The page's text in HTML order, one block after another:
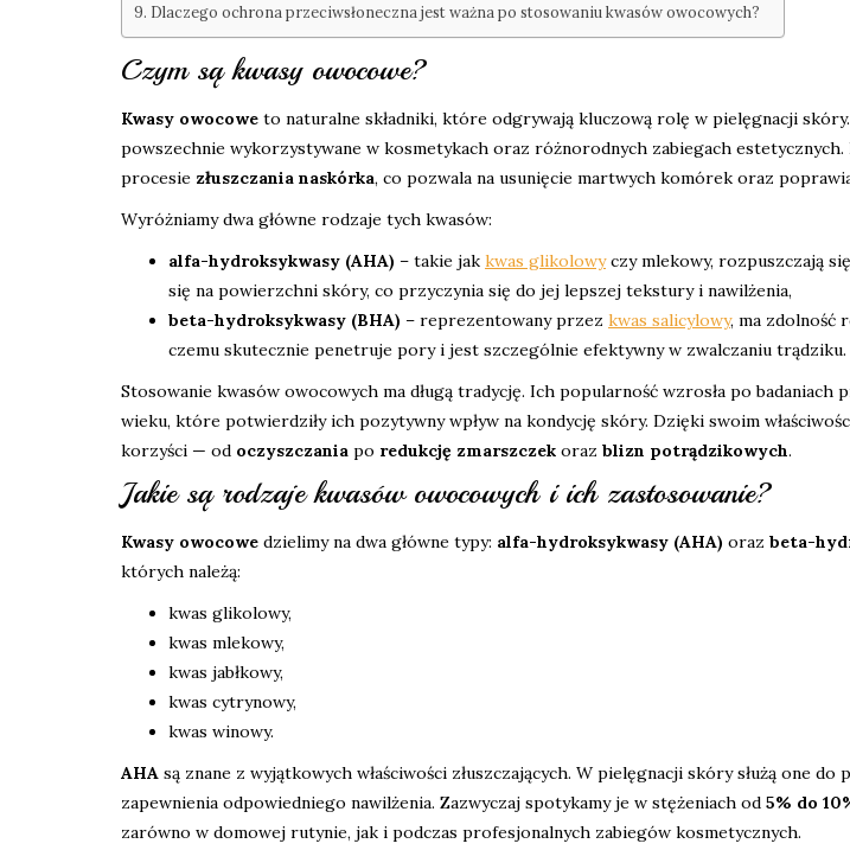
Dlaczego ochrona przeciwsłoneczna jest ważna po stosowaniu kwasów owocowych?
Czym są kwasy owocowe?
Kwasy owocowe to naturalne składniki, które odgrywają kluczową rolę w pielęgnacji
powszechnie wykorzystywane w kosmetykach oraz różnorodnych zabiegach estetycznych.
procesie złuszczania naskórka, co pozwala na usunięcie martwych komórek oraz
Wyróżniamy dwa główne rodzaje tych kwasów:
alfa-hydroksykwasy (AHA) – takie jak kwas glikolowyczy mlekowy, rozpuszczają
się na powierzchni skóry, co przyczynia się do jej lepszej tekstury i nawilżenia,
beta-hydroksykwasy (BHA) – reprezentowany przez kwas salicylowy, ma zdolność
czemu skutecznie penetruje pory i jest szczególnie efektywny w zwalczaniu trądziku.
Stosowanie kwasów owocowych ma długą tradycję. Ich popularność wzrosła po badaniach
wieku, które potwierdziły ich pozytywny wpływ na kondycję skóry. Dzięki swoim
korzyści — od oczyszczania po redukcję zmarszczek oraz blizn potrądzikowych.
Jakie są rodzaje kwasów owocowych i ich zastosowanie?
Kwasy owocowe dzielimy na dwa główne typy: alfa-hydroksykwasy (AHA) oraz beta-
których należą:
kwas glikolowy,
kwas mlekowy,
kwas jabłkowy,
kwas cytrynowy,
kwas winowy.
AHA są znane z wyjątkowych właściwości złuszczających. W pielęgnacji skóry służą one
zapewnienia odpowiedniego nawilżenia. Zazwyczaj spotykamy je w stężeniach od 5% do
zarówno w domowej rutynie, jak i podczas profesjonalnych zabiegów kosmetycznych.